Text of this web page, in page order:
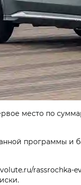
место по
программы и
rassrochka-